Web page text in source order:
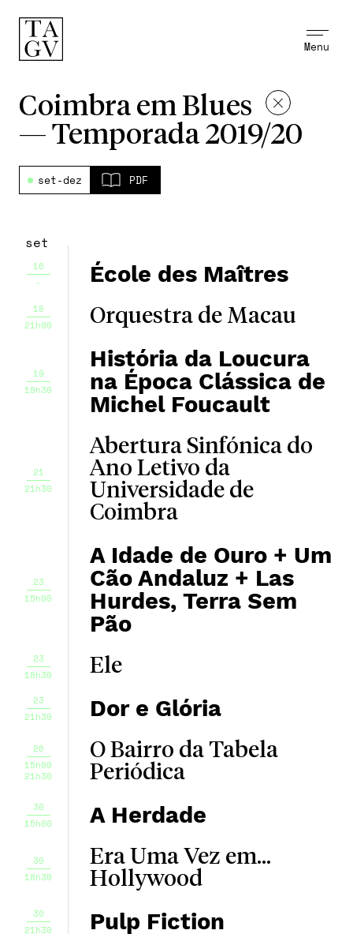
Menu
Coimbra em Blues
— Temporada 2019/20
set-dez PDF
set
16
-
École des Maîtres
18
21h00
Orquestra de Macau
19
18h30
História da Loucura
na Época Clássica de
Michel Foucault
21
21h30
Abertura Sinfónica do
Ano Letivo da
Universidade de
Coimbra
23
15h00
A Idade de Ouro + Um
Cão Andaluz + Las
Hurdes, Terra Sem
Pão
23
18h30
Ele
23
21h30
Dor e Glória
26
15h00
21h30
O Bairro da Tabela
Periódica
30
15h00
A Herdade
30
18h30
Era Uma Vez em...
Hollywood
30
21h30
Pulp Fiction